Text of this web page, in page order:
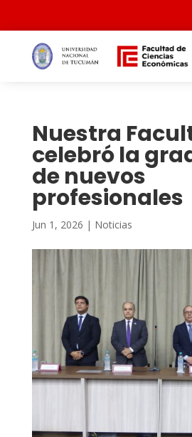
Nuestra
celebró la
de nuevos
profesionales
Jun 1, 2026 | Noticias